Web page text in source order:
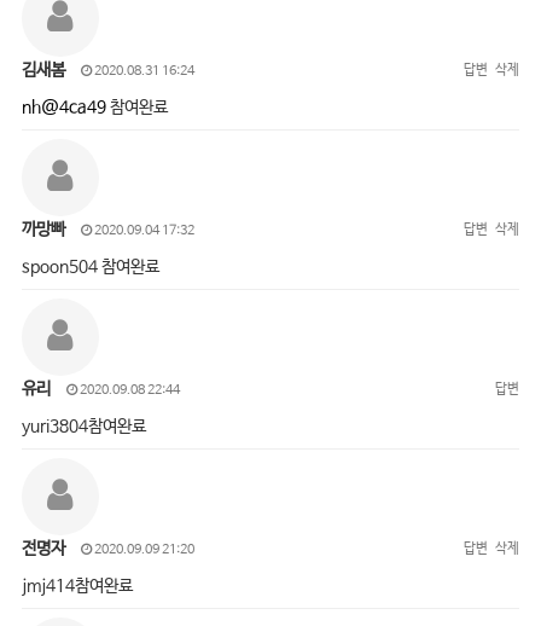
김새봄 2020.08.31 16:24 답변 삭제
nh@4ca49참여완료
까망빠 2020.09.04 17:32 답변 삭제
spoon504 참여완료
유리 2020.09.08 22:44 답변
yuri3804참여완료
전명자 2020.09.09 21:20 답변 삭제
jmj414참여완료